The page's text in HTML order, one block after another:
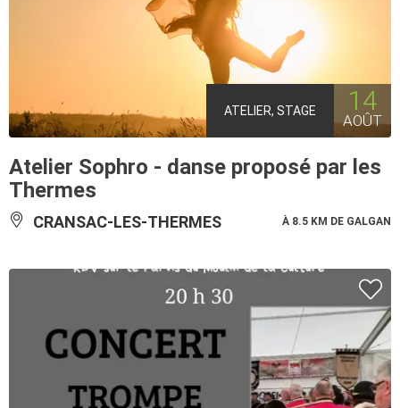
ATELIER, STAGE 14
AOÛT
Atelier Sophro - danse proposé par les
Thermes
CRANSAC-LES-THERMES À 8.5 KM DE GALGAN